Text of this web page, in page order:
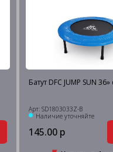
Батут DFC JUMP SUN
Арт: SD1803033Z-B
Наличие уточняйте
145.00 р